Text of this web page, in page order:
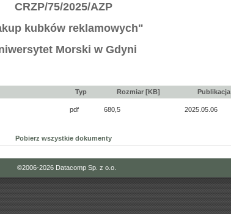
CRZP/75/2025/AZP
kubków reklamowych"
Morski w Gdyni
Typ Rozmiar [KB]
pdf 680,5 2025.05.06
Pobierz wszystkie dokumenty
©2006-2026 Datacomp Sp. z o.o.